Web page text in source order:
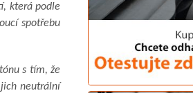
která podle
spotřebu
s tím, že
neutrální